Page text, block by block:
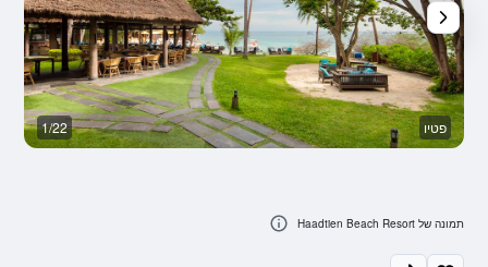
פטיו 1/22
תמונה של Haadtien Beach Resort